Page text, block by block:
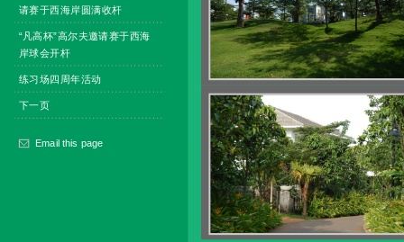
请赛于西海岸圆满收杆
“凡高杯”高尔夫邀请赛于西海
岸球会开杆
练习场四周年活动
下一页
Email this page